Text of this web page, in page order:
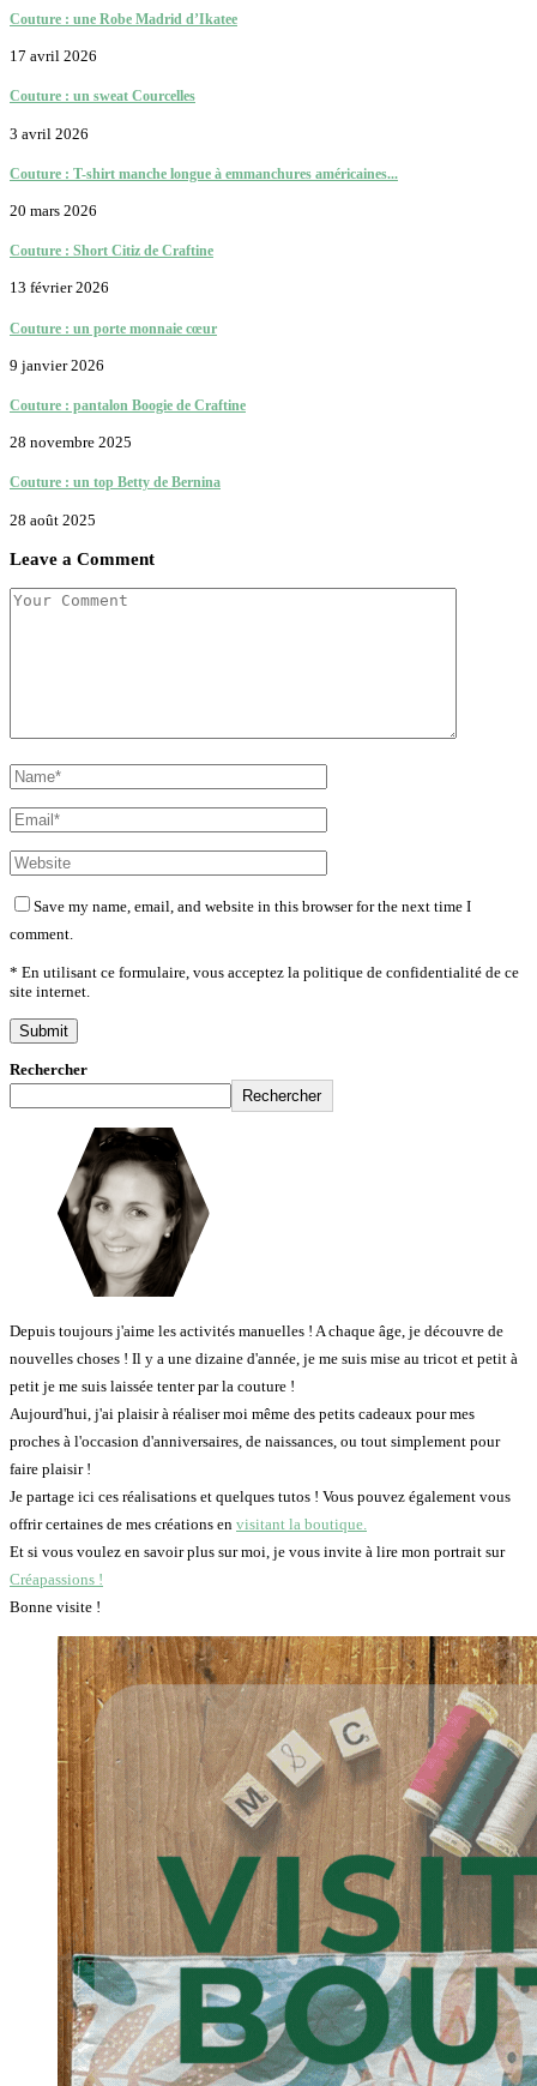
Couture : une Robe Madrid d’Ikatee
17 avril 2026
Couture : un sweat Courcelles
3 avril 2026
Couture : T-shirt manche longue à emmanchures américaines...
20 mars 2026
Couture : Short Citiz de Craftine
13 février 2026
Couture : un porte monnaie cœur
9 janvier 2026
Couture : pantalon Boogie de Craftine
28 novembre 2025
Couture : un top Betty de Bernina
28 août 2025
Leave a Comment
Save my name, email, and website in this browser for the next time I
comment.
* En utilisant ce formulaire, vous acceptez la politique de confidentialité de ce
site internet.
Rechercher
Rechercher
Depuis toujours j'aime les activités manuelles ! A chaque âge, je découvre de
nouvelles choses ! Il y a une dizaine d'année, je me suis mise au tricot et petit à
petit je me suis laissée tenter par la couture !
Aujourd'hui, j'ai plaisir à réaliser moi même des petits cadeaux pour mes
proches à l'occasion d'anniversaires, de naissances, ou tout simplement pour
faire plaisir !
Je partage ici ces réalisations et quelques tutos ! Vous pouvez également vous
offrir certaines de mes créations en visitant la boutique.
Et si vous voulez en savoir plus sur moi, je vous invite à lire mon portrait sur
Créapassions !
Bonne visite !